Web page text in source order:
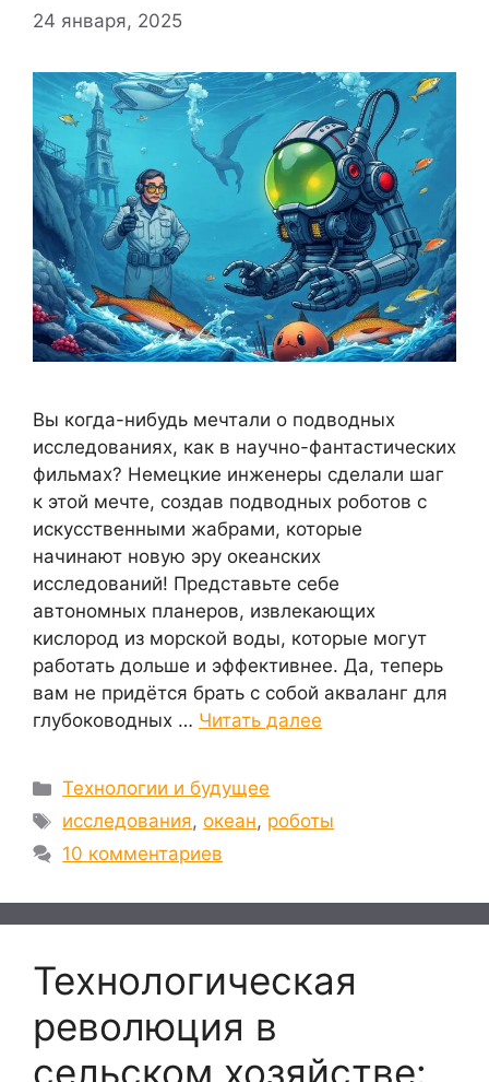
24 января, 2025
Вы когда-нибудь мечтали о подводных
исследованиях, как в научно-фантастических
фильмах? Немецкие инженеры сделали шаг
к этой мечте, создав подводных роботов с
искусственными жабрами, которые
начинают новую эру океанских
исследований! Представьте себе
автономных планеров, извлекающих
кислород из морской воды, которые могут
работать дольше и эффективнее. Да, теперь
вам не придётся брать с собой акваланг для
глубоководных … Читать далее
Рубрики
Технологии и будущее
Метки
исследования,океан, роботы
10 комментариев
Технологическая
революция в
сельском хозяйстве: